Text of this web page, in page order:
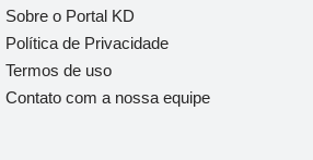
Sobre o Portal KD
Política de Privacidade
Termos de uso
Contato com a nossa equipe